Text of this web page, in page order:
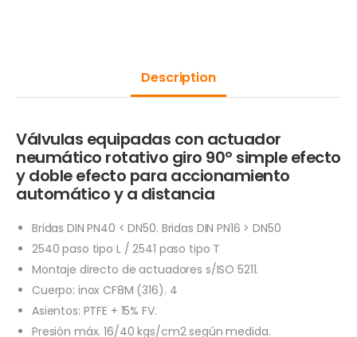
Description
Válvulas equipadas con actuador
neumático rotativo giro 90º simple efecto
y doble efecto para accionamiento
automático y a distancia
Bridas DIN PN40 < DN50. Bridas DIN PN16 > DN50
2540 paso tipo L / 2541 paso tipo T
Montaje directo de actuadores s/ISO 5211.
Cuerpo: inox CF8M (316). 4
Asientos: PTFE + 15% FV.
Presión máx. 16/40 kgs/cm2 según medida.